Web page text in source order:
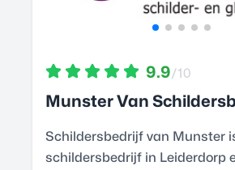
9.9/10
Munster Van
Schildersbedrijf van Munster
schildersbedrijf in Leiderdorp